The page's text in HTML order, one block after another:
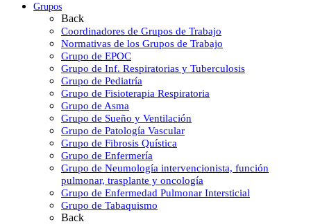
Grupos
Back
Coordinadores de Grupos de Trabajo
Normativas de los Grupos de Trabajo
Grupo de EPOC
Grupo de Inf. Respiratorias y Tuberculosis
Grupo de Pediatría
Grupo de Fisioterapia Respiratoria
Grupo de Asma
Grupo de Sueño y Ventilación
Grupo de Patología Vascular
Grupo de Fibrosis Quística
Grupo de Enfermería
Grupo de Neumología intervencionista, función
pulmonar, trasplante y oncología
Grupo de Enfermedad Pulmonar Intersticial
Grupo de Tabaquismo
Back